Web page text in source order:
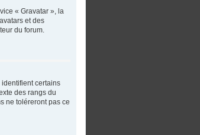
« Gravatar », la
et des
du forum.
certains
des rangs du
ne toléreront pas ce